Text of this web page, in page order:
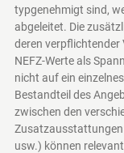
typgenehmigt sind,
abgeleitet. Die
deren verpflichtender
NEFZ-Werte als
nicht auf ein
Bestandteil des
zwischen den
usw.) können